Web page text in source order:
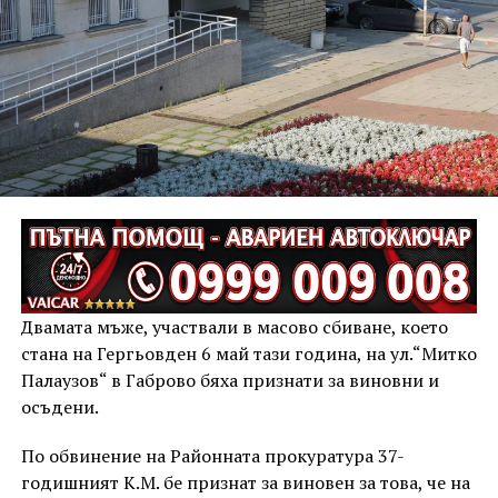
Двамата мъже, участвали в масово сбиване, което
стана на Гергьовден 6 май тази година, на ул.“Митко
Палаузов“ в Габрово бяха признати за виновни и
осъдени.
По обвинение на Районната прокуратура 37-
годишният К.М. бе признат за виновен за това, че на